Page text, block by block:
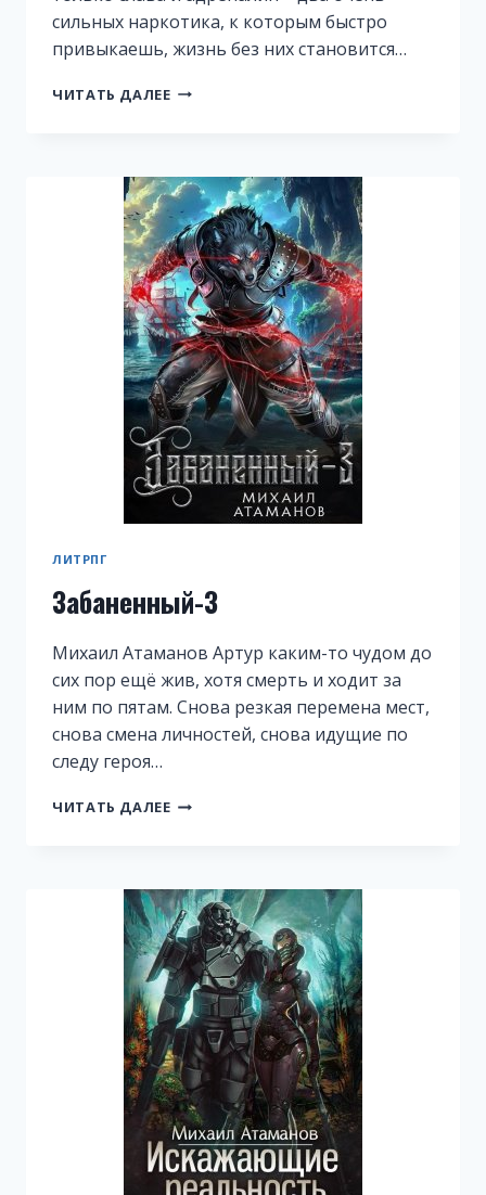
сильных наркотика, к которым быстро
привыкаешь, жизнь без них становится…
ЧИТАТЬ ДАЛЕЕ ТЁМНЫЙ
ЛИТРПГ
Забаненный-3
Михаил Атаманов Артур каким-то чудом до
сих пор ещё жив, хотя смерть и ходит за
ним по пятам. Снова резкая перемена мест,
снова смена личностей, снова идущие по
следу героя…
ЧИТАТЬ ДАЛЕЕ ЗАБАНЕННЫЙ-3